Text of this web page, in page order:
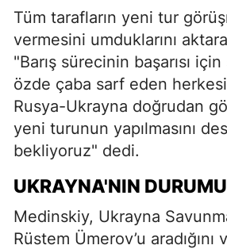
Tüm tarafların yeni tur
vermesini umduklarını
"Barış sürecinin başarısı
özde çaba sarf eden
Rusya-Ukrayna doğrudan
yeni turunun yapılmasını
bekliyoruz" dedi.
UKRAYNA'NIN DURUMU
Medinskiy, Ukrayna
Rüstem Ümerov’u aradığını